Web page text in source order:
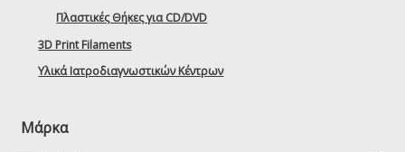
Πλαστικές Θήκες για CD/DVD
3D Print Filaments
Υλικά Ιατροδιαγνωστικών Κέντρων
Μάρκα